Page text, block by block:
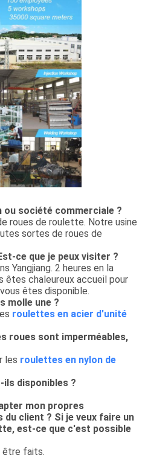
société commerciale ?
roues de roulette. Notre usine
sortes de roues de
ce que je peux visiter ?
Yangjiang. 2 heures en la
êtes chaleureux accueil pour
êtes disponible.
molle une ?
roulettes en acier d'unité
roues sont imperméables,
les roulettes en nylon de
ils disponibles ?
mon propres
du client ? Si je veux faire un
est-ce que c'est possible
être faits.